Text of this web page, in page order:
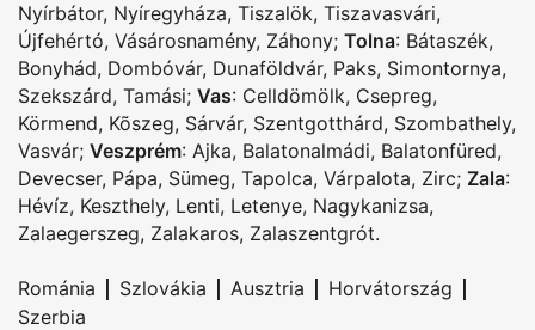
Nyírbátor, Nyíregyháza, Tiszalök, Tiszavasvári,
Újfehértó, Vásárosnamény, Záhony; Tolna: Bátaszék,
Bonyhád, Dombóvár, Dunaföldvár, Paks, Simontornya,
Szekszárd, Tamási; Vas: Celldömölk, Csepreg,
Körmend, Kõszeg, Sárvár, Szentgotthárd, Szombathely,
Vasvár; Veszprém: Ajka, Balatonalmádi, Balatonfüred,
Devecser, Pápa, Sümeg, Tapolca, Várpalota, Zirc; Zala:
Hévíz, Keszthely, Lenti, Letenye, Nagykanizsa,
Zalaegerszeg, Zalakaros, Zalaszentgrót.
Románia | Szlovákia | Ausztria | Horvátország |
Szerbia